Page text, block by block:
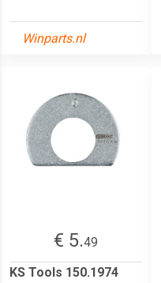
Winparts.nl
€ 5.49
KS Tools 150.1974